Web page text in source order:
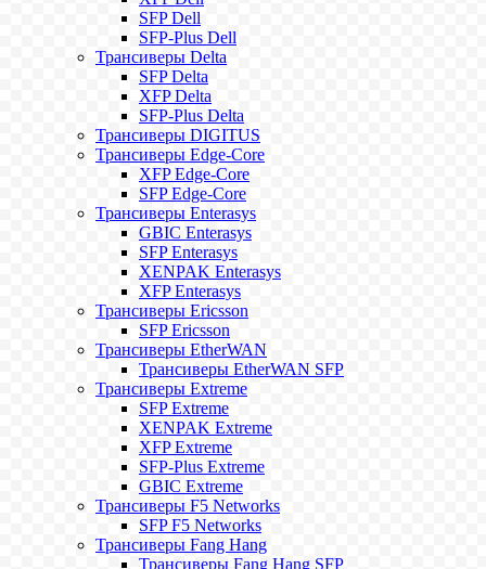
SFP Dell
SFP-Plus Dell
Трансиверы Delta
SFP Delta
XFP Delta
SFP-Plus Delta
Трансиверы DIGITUS
Трансиверы Edge-Core
XFP Edge-Core
SFP Edge-Core
Трансиверы Enterasys
GBIC Enterasys
SFP Enterasys
XENPAK Enterasys
XFP Enterasys
Трансиверы Ericsson
SFP Ericsson
Трансиверы EtherWAN
Трансиверы EtherWAN SFP
Трансиверы Extreme
SFP Extreme
XENPAK Extreme
XFP Extreme
SFP-Plus Extreme
GBIC Extreme
Трансиверы F5 Networks
SFP F5 Networks
Трансиверы Fang Hang
Трансиверы Fang Hang SFP